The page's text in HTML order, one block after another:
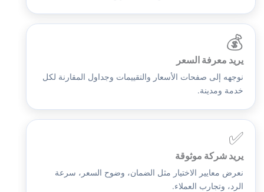
💰
يريد معرفة السعر
نوجهه إلى صفحات الأسعار والتقييمات وجداول المقارنة لكل
خدمة ومدينة.
✅
يريد شركة موثوقة
نعرض معايير الاختيار مثل الضمان، وضوح السعر، سرعة
الرد، وتجارب العملاء.